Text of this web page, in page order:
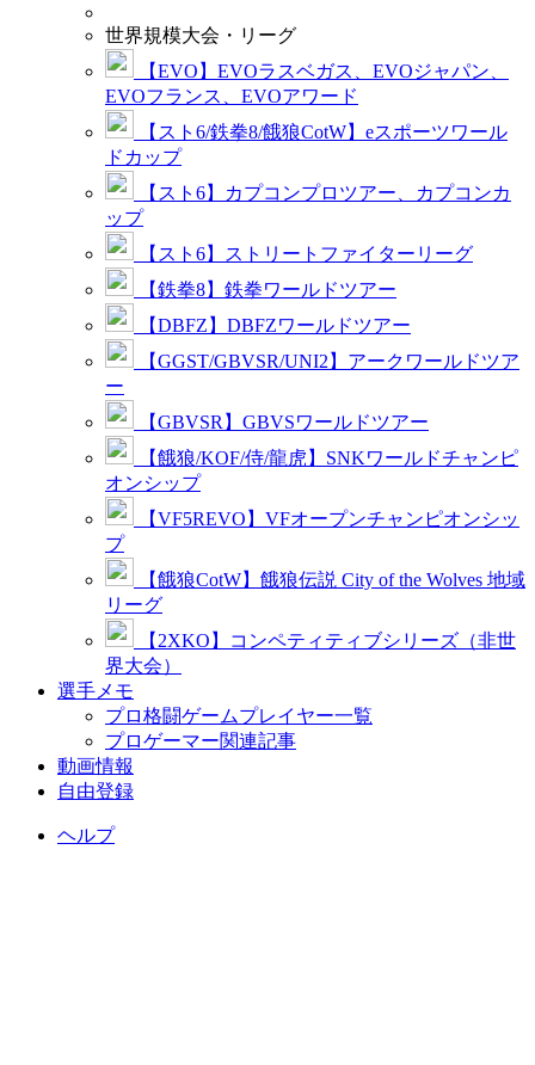
世界規模大会・リーグ
【EVO】EVOラスベガス、EVOジャパン、
EVOフランス、EVOアワード
【スト6/鉄拳8/餓狼CotW】eスポーツワール
ドカップ
【スト6】カプコンプロツアー、カプコンカ
ップ
【スト6】ストリートファイターリーグ
【鉄拳8】鉄拳ワールドツアー
【DBFZ】DBFZワールドツアー
【GGST/GBVSR/UNI2】アークワールドツア
ー
【GBVSR】GBVSワールドツアー
【餓狼/KOF/侍/龍虎】SNKワールドチャンピ
オンシップ
【VF5REVO】VFオープンチャンピオンシッ
プ
【餓狼CotW】餓狼伝説 City of the Wolves 地域
リーグ
【2XKO】コンペティティブシリーズ（非世
界大会）
選手メモ
プロ格闘ゲームプレイヤー一覧
プロゲーマー関連記事
動画情報
自由登録
ヘルプ